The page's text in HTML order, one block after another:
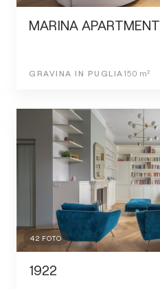
MARINA APARTMENT
GRAVINA IN PUGLIA 150 m²
42 FOTO
1922